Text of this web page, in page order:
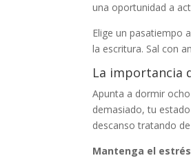
una oportunidad a
Elige un pasatiempo
la escritura. Sal con
La importancia
Apunta a dormir
demasiado, tu
descanso tratando
Mantenga el